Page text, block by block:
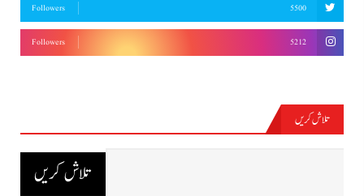
5500
Followers
5212
Followers
تلاش کریں